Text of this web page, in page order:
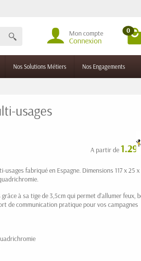
Mon compte
Connexion
0
Nos Solutions Métiers Nos Engagements
usages
A partir de 1.29
fabriqué en Espagne. Dimensions 117 x 25 x
à sa tige de 3,5cm qui permet d'allumer feux,
de communication pratique pour vos campagnes